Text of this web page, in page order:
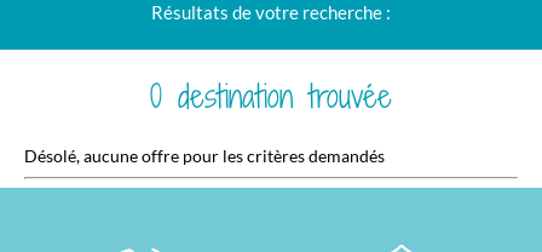
ENVIE D'AILLEURS
BONS PLANS
Résultats de votre recherche :
0 destination trouvée
Désolé, aucune offre pour les critères demandés